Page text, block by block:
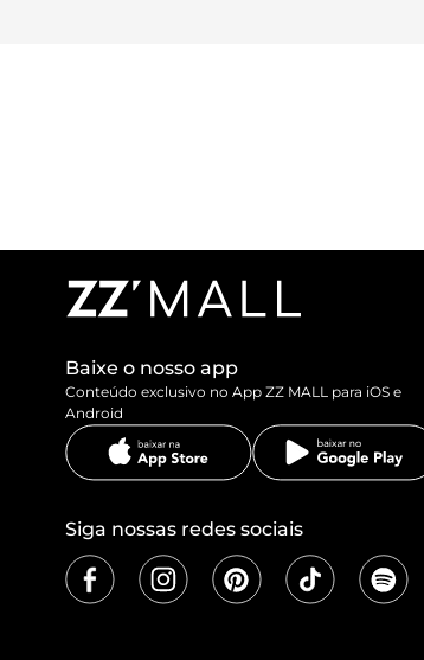
Baixe o nosso app
Conteúdo exclusivo no App ZZ MALL para iOS e
Android
Siga nossas redes sociais